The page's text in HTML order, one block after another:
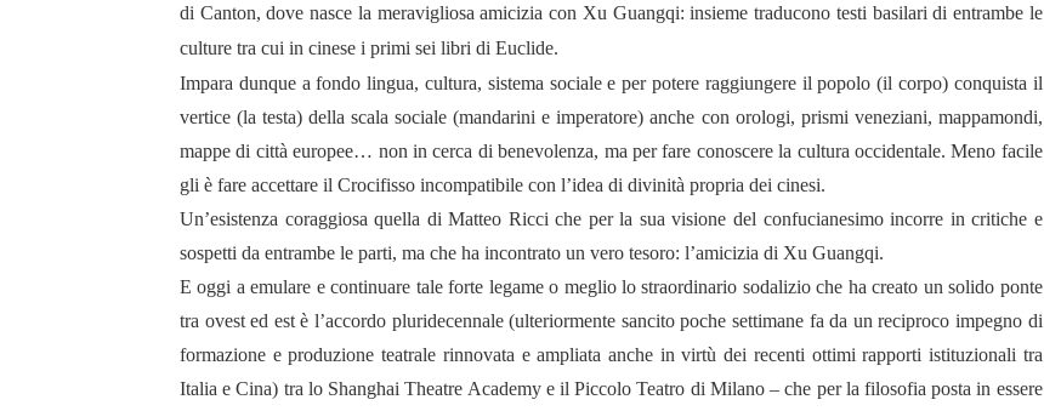
di Canton, dove nasce la meravigliosa amicizia con Xu Guangqi: insieme traducono testi basilari di entrambe le
culture tra cui in cinese i primi sei libri di Euclide.
Impara dunque a fondo lingua, cultura, sistema sociale e per potere raggiungere il popolo (il corpo) conquista il
vertice (la testa) della scala sociale (mandarini e imperatore) anche con orologi, prismi veneziani, mappamondi,
mappe di città europee… non in cerca di benevolenza, ma per fare conoscere la cultura occidentale. Meno facile
gli è fare accettare il Crocifisso incompatibile con l’idea di divinità propria dei cinesi.
Un’esistenza coraggiosa quella di Matteo Ricci che per la sua visione del confucianesimo incorre in critiche e
sospetti da entrambe le parti, ma che ha incontrato un vero tesoro: l’amicizia di Xu Guangqi.
E oggi a emulare e continuare tale forte legame o meglio lo straordinario sodalizio che ha creato un solido ponte
tra ovest ed est è l’accordo pluridecennale (ulteriormente sancito poche settimane fa da un reciproco impegno di
formazione e produzione teatrale rinnovata e ampliata anche in virtù dei recenti ottimi rapporti istituzionali tra
Italia e Cina) tra lo Shanghai Theatre Academy e il Piccolo Teatro di Milano – che per la filosofia posta in essere